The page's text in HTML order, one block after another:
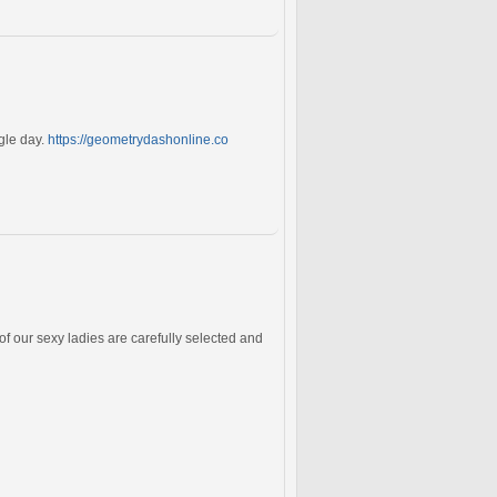
day. https://geometrydashonline.co
our sexy ladies are carefully selected and